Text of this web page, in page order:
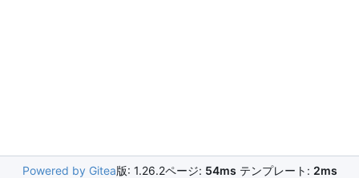
Powered by Gitea版: 1.26.2ページ: 54ms テンプレート: 2ms